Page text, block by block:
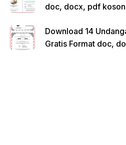
doc, docx, pdf
Download 14
Gratis Format doc,